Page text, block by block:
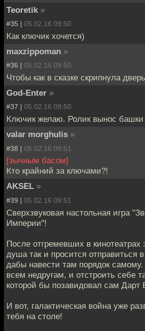
Teoretik »
#35 | 05.02.16 09:50
Как ключик хочется)
maxzippoman »
#36 | 05.02.16 09:50
Чтобы как в сказке скрипнула
God-Enter »
#37 | 05.02.16 09:50
Ключик желаю. Ролик вынос башки
valar morghulis »
#38 | 05.02.16 09:51
[зычным басом]
Кто крайний за ключами?!
AKSEL »
#39 | 05.02.16 09:51
Сверхзвуковая настольная игра
Империи"!
После отгремевших в кинотеатрах
душа так и просится отправиться
дабы навести там порядок
всем недругам, и отстроить себе
которой бы позавидовал сам Дарт
И вот, галактическая война уже
тебя на столе!